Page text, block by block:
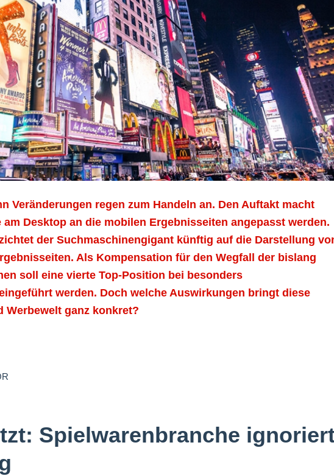
Veränderungen regen zum Handeln an. Den Auftakt macht
Desktop an die mobilen Ergebnisseiten angepasst werden.
der Suchmaschinengigant künftig auf die Darstellung
Als Kompensation für den Wegfall der bislang
soll eine vierte Top-Position bei besonders
werden. Doch welche Auswirkungen bringt diese
Werbewelt ganz konkret?
Spielwarenbranche